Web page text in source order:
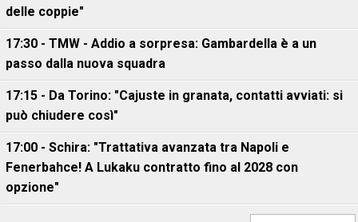
delle coppie"
17:30 - TMW - Addio a sorpresa: Gambardella è a un
passo dalla nuova squadra
17:15 - Da Torino: "Cajuste in granata, contatti avviati: si
può chiudere così"
17:00 - Schira: "Trattativa avanzata tra Napoli e
Fenerbahce! A Lukaku contratto fino al 2028 con
opzione"